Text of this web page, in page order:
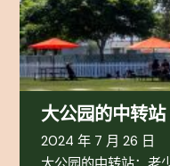
大公园的中转
2024 年 7 月 26 日